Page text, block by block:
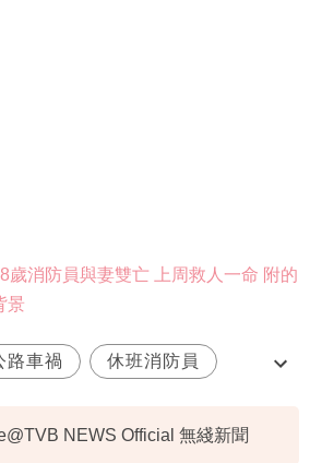
歲消防員與妻雙亡 上周救人一命 附的
景
路車禍 休班消防員
NEWS Official 無綫新聞